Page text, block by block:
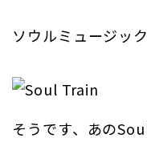
ソウルミュージッ
そうです、あの